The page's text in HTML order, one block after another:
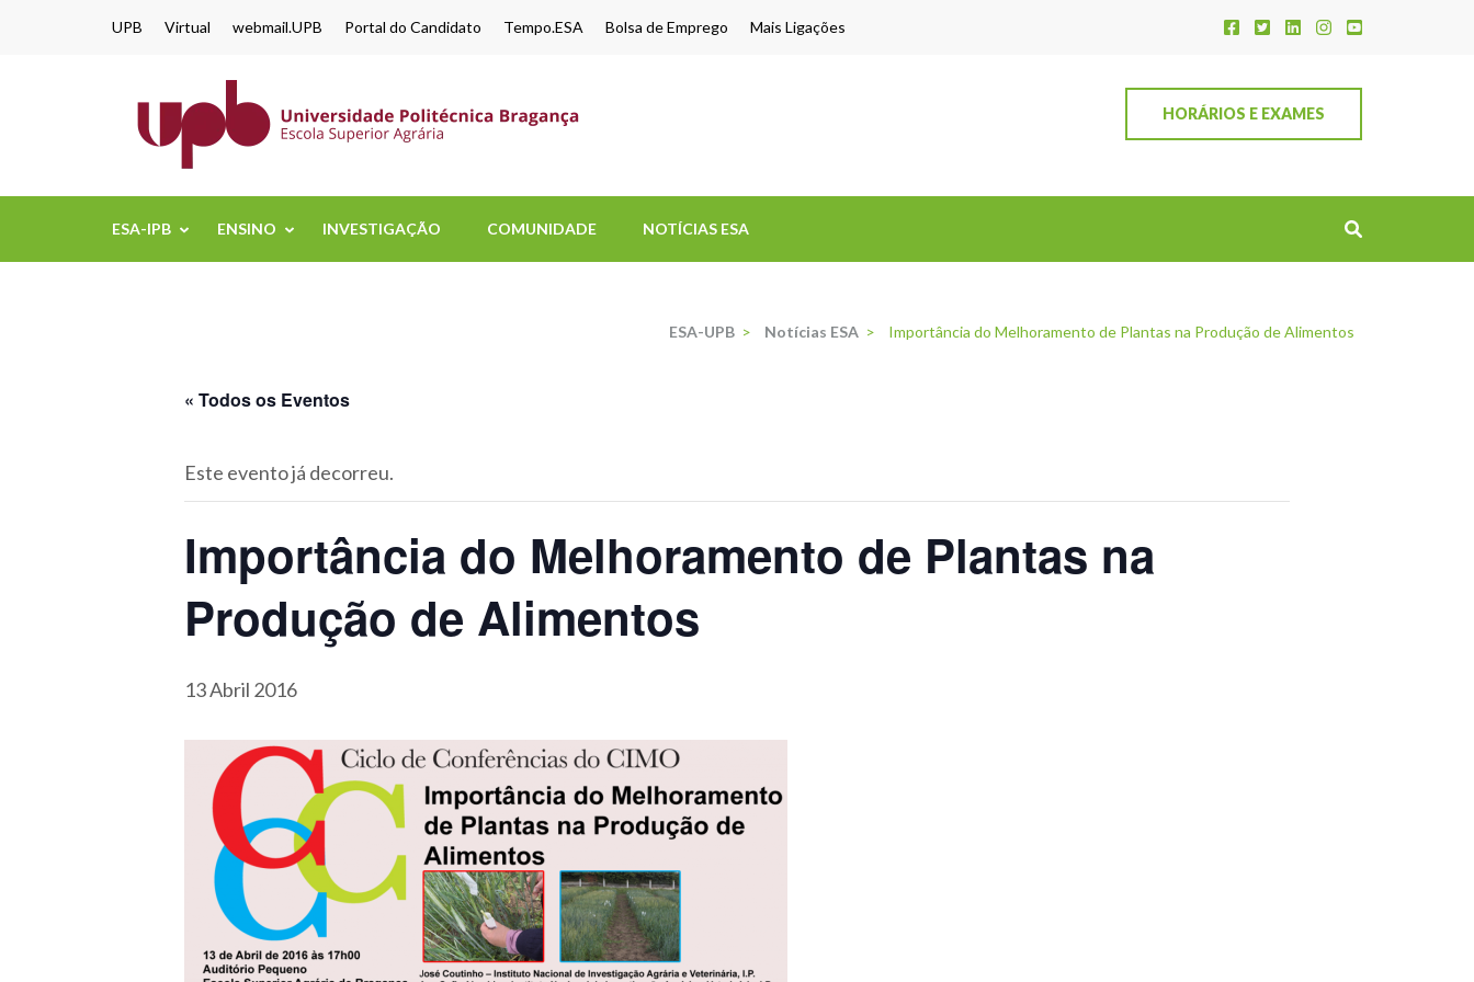
UPB Virtual webmail.UPB Portal do Candidato Tempo.ESA Bolsa de Emprego Mais Ligações
HORÁRIOS E EXAMES
ESA-IPB ENSINO INVESTIGAÇÃO COMUNIDADE NOTÍCIAS ESA
ESA-UPB > Notícias ESA > Importância do Melhoramento de Plantas na Produção de Alimentos
« Todos os Eventos
Este evento já decorreu.
Importância do Melhoramento de Plantas na
Produção de Alimentos
13 Abril 2016